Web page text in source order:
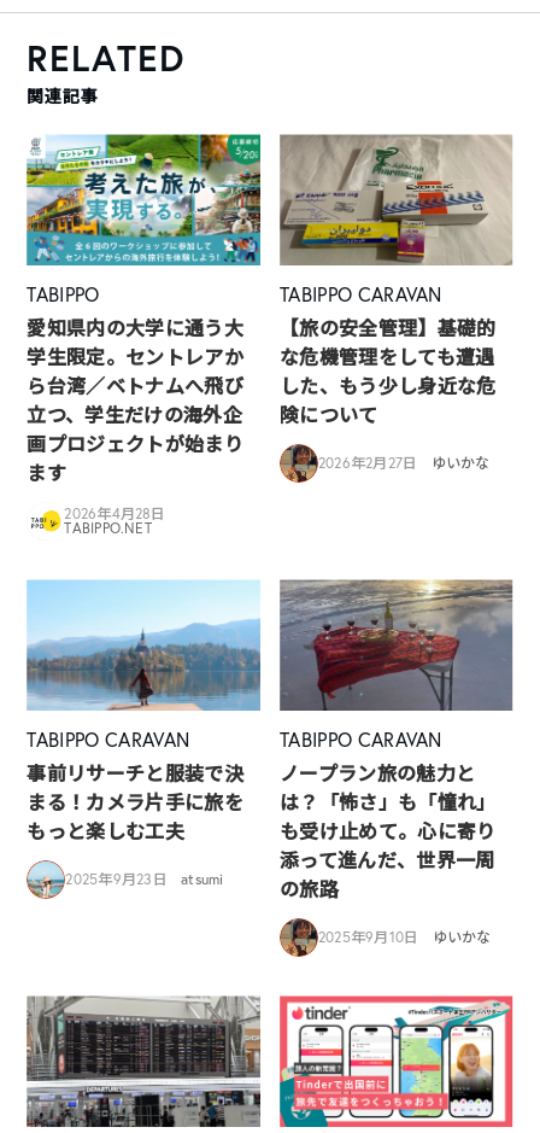
RELATED
関連記事
TABIPPO
愛知県内の大学に通う大
学生限定。セントレアか
ら台湾／ベトナムへ飛び
立つ、学生だけの海外企
画プロジェクトが始まり
ます
2026年4月28日
TABIPPO.NET
TABIPPO CARAVAN
【旅の安全管理】基礎的
な危機管理をしても遭遇
した、もう少し身近な危
険について
2026年2月27日 ゆいかな
TABIPPO CARAVAN
事前リサーチと服装で決
まる！カメラ片手に旅を
もっと楽しむ工夫
2025年9月23日 atsumi
TABIPPO CARAVAN
ノープラン旅の魅力と
は？「怖さ」も「憧れ」
も受け止めて。心に寄り
添って進んだ、世界一周
の旅路
2025年9月10日 ゆいかな